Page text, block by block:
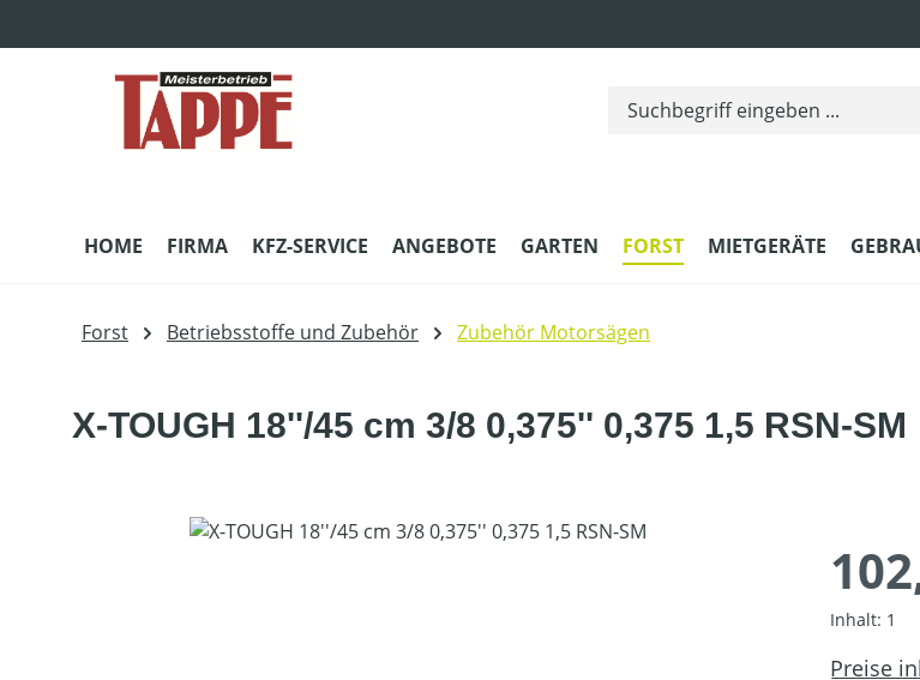
HOME FIRMA KFZ-SERVICE ANGEBOTE GARTEN FORST MIETGERÄTE
Forst Betriebsstoffe und Zubehör Zubehör Motorsägen
X-TOUGH 18''/45 cm 3/8 0,375'' 0,375 1,5 RSN-SM
Bildergalerie überspringen
Inhalt: 1
Preise